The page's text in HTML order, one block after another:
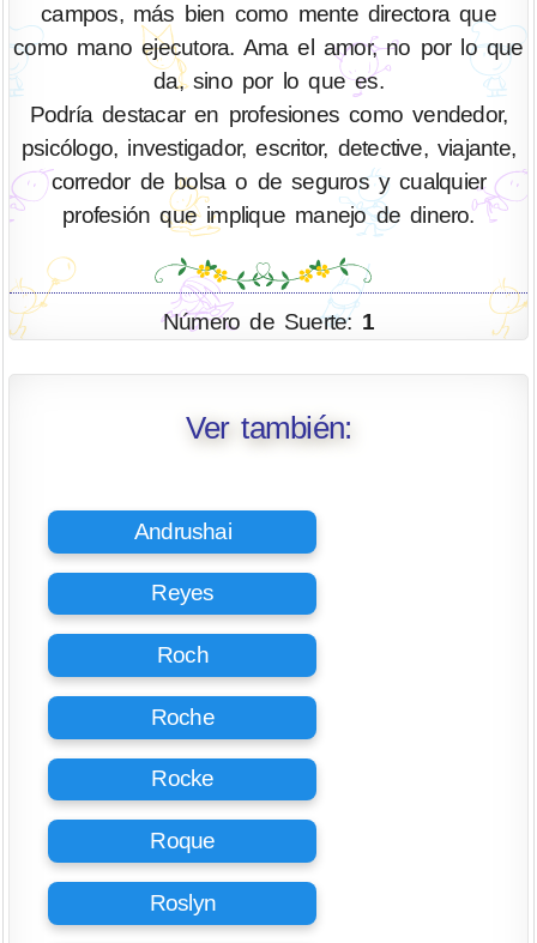
campos, más bien como mente directora que
como mano ejecutora. Ama el amor, no por lo que
da, sino por lo que es.
Podría destacar en profesiones como vendedor,
psicólogo, investigador, escritor, detective, viajante,
corredor de bolsa o de seguros y cualquier
profesión que implique manejo de dinero.
Número de Suerte: 1
Ver también:
Andrushai
Reyes
Roch
Roche
Rocke
Roque
Roslyn